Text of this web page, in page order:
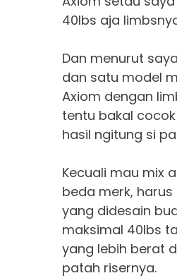
40lbs aja
Dan menurut
dan satu model
Axiom dengan
tentu bakal
hasil ngitung si
Kecuali mau mix
beda merk, harus
yang didesain
maksimal 40lbs
yang lebih berat
patah risernya.